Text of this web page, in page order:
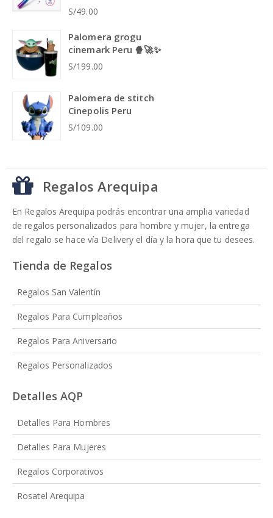
S/49.00
Palomera grogu
cinemark Peru 🍿🚀✨
S/199.00
Palomera de stitch
Cinepolis Peru
S/109.00
Regalos Arequipa
En Regalos Arequipa podrás encontrar una amplia variedad
de regalos personalizados para hombre y mujer, la entrega
del regalo se hace vía Delivery el día y la hora que tu desees.
Tienda de Regalos
Regalos San Valentín
Regalos Para Cumpleaños
Regalos Para Aniversario
Regalos Personalizados
Detalles AQP
Detalles Para Hombres
Detalles Para Mujeres
Regalos Corporativos
Rosatel Arequipa